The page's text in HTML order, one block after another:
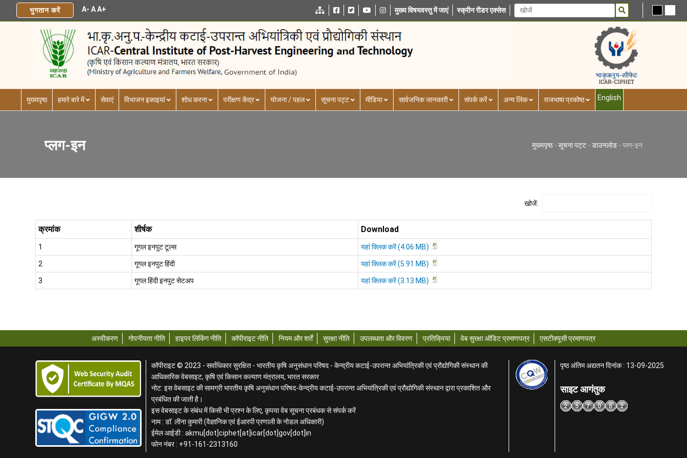
भुगतान करें A- AA+ मुख्य विषयवस्तु में जाएं स्क्रीन रीडर एक्सेस
मुख्यपृष्ठ हमारे बारे में सेवाएं विभाजन इकाइयां शोध करना परीक्षण केंद्र योजना / पहल सूचना पट्ट मीडिया सार्वजनिक जानकारी संपर्क करें अन्य लिंक राजभाषा प्रकोष्ठ English
प्लग-इन मुख्यपृष्ठ - सूचना पट्ट - डाउनलोड - प्लग-इन
खोजें:
क्रमांक शीर्षक Download
1 गूगल इनपुट टूल्स यहां क्लिक करें
2 गूगल इनपुट हिंदी यहां क्लिक करें
3 गूगल हिंदी इनपुट सेटअप यहां क्लिक करें
अस्वीकरण गोपनीयता नीति हाइपर लिंकिंग नीति कॉपीराइट नीति नियम और शर्तें सुरक्षा नीति उपलब्धता और विवरण प्रतिक्रिया वेब सुरक्षा ऑडिट प्रमाणपत्र एसटीक्यूसी प्रमाणपत्र
कॉपीराइट © 2023 - सर्वाधिकार सुरक्षित - भारतीय कृषि अनुसंधान परिषद - केन्द्रीय कटाई-उपरान्त अभियांत्रिकी एवं प्रौद्योगिकी संस्थान की
आधिकारिक वेबसाइट, कृषि एवं किसान कल्याण मंत्रालय, भारत सरकार
नोट: इस वेबसाइट की सामग्री भारतीय कृषि अनुसंधान परिषद-केन्द्रीय कटाई-उपरान्त अभियांत्रिकी एवं प्रौद्योगिकी संस्थान द्वारा प्रकाशित और
प्रबंधित की जाती है।
इस वेबसाइट के संबंध में किसी भी प्रश्न के लिए, कृपया वेब सूचना प्रबंधक से संपर्क करें
नाम : डॉ. लीना कुमारी (वैज्ञानिक एवं ईआरपी प्रणाली के नोडल अधिकारी)
ईमेल आईडी : akmu[dot]ciphet[at]icar[dot]gov[dot]in
फोन नंबर : +91-161-2313160
पृष्ठ अंतिम अद्यतन दिनांक : 13-09-2025
साइट आगंतुक